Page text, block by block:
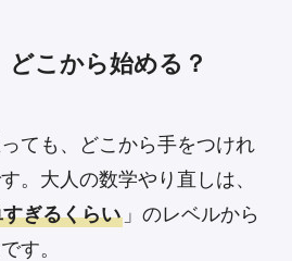
こから始める？
ても、どこから手をつけれ
。大人の数学やり直しは、
ぎるくらい」のレベルから
す。